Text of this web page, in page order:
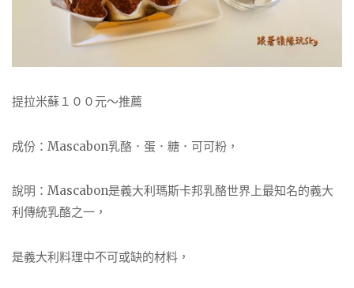
提拉米蘇１００元～推薦
成份：Mascabon乳酪．蛋．糖．可可粉，
說明：Mascabon是義大利瑪斯卡邦乳酪世界上最知名的義大
利傳統乳酪之一，
是義大利料理中不可或缺的材料，